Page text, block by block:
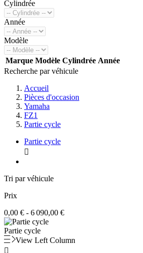
Cylindrée
Année
Modèle
Marque Modèle Cylindrée Année
Recherche par véhicule
Accueil
Pièces d'occasion
Yamaha
FZ1
Partie cycle
Partie cycle

Tri par véhicule
Prix
0,00 € - 6 090,00 €
Partie cycle
View Left Column
